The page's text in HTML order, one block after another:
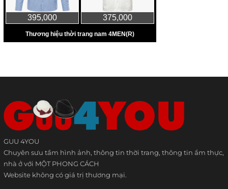
GUU 4YOU
Chuyên sưu tầm hình ảnh, thông tin thời trang, thông tin ẩm thực,
nhà ở với MỘT PHONG CÁCH
Website không có giá trị thương mại.